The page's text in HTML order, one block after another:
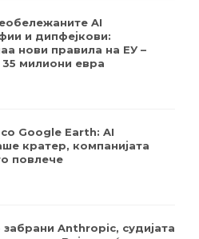
AI
и дипфејкови:
нови правила на ЕУ –
35 милиони евра
Google Earth: AI
кратер, компанијата
повлече
Anthropic, судијата